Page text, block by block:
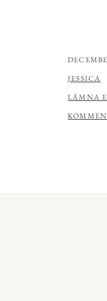
AV
JESSICA
LÄMNA